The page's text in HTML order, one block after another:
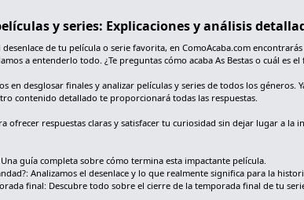
y series: Explicaciones y análisis
de tu película o serie favorita, en ComoAcaba.com
a entenderlo todo. ¿Te preguntas cómo acaba As Bestas o cuál es
en desglosar finales y analizar películas y series de todos los
contenido detallado te proporcionará todas las respuestas.
ofrecer respuestas claras y satisfacer tu curiosidad sin dejar lugar a
guía completa sobre cómo termina esta impactante película.
Analizamos el desenlace y lo que realmente significa para la
final: Descubre todo sobre el cierre de la temporada final de tu